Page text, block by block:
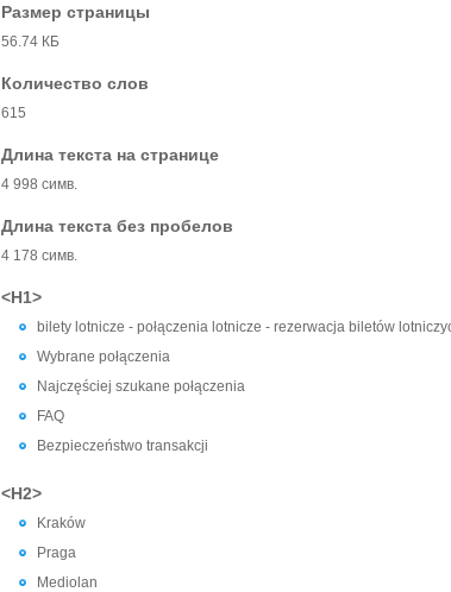
Размер страницы
56.74 КБ
Количество слов
615
Длина текста на странице
4 998 симв.
Длина текста без пробелов
4 178 симв.
<H1>
bilety lotnicze - połączenia lotnicze - rezerwacja biletów
Wybrane połączenia
Najczęściej szukane połączenia
FAQ
Bezpieczeństwo transakcji
<H2>
Kraków
Praga
Mediolan